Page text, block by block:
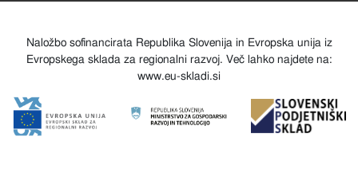
Naložbo sofinancirata Republika Slovenija in Evropska unija iz
Evropskega sklada za regionalni razvoj. Več lahko najdete na:
www.eu-skladi.si